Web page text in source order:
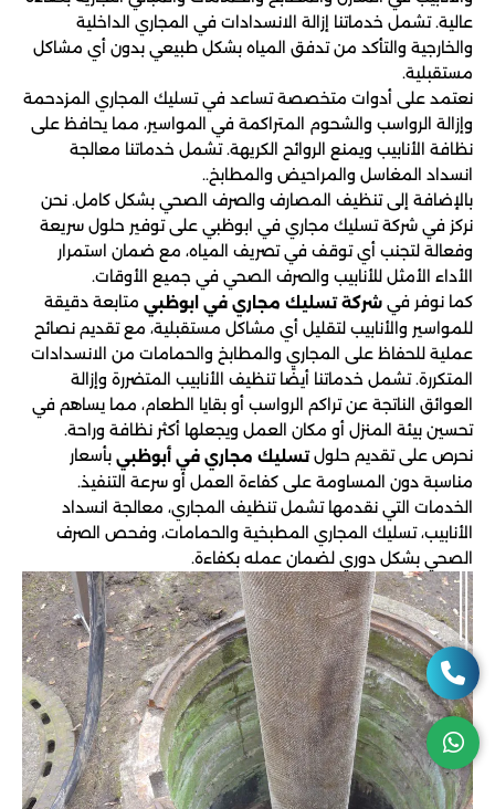
عالية. تشمل خدماتنا إزالة الانسدادات في المجاري الداخلية
والخارجية والتأكد من تدفق المياه بشكل طبيعي بدون أي مشاكل
مستقبلية.
نعتمد على أدوات متخصصة تساعد في تسليك المجاري المزدحمة
وإزالة الرواسب والشحوم المتراكمة في المواسير، مما يحافظ على
نظافة الأنابيب ويمنع الروائح الكريهة. تشمل خدماتنا معالجة
انسداد المغاسل والمراحيض والمطابخ..
بالإضافة إلى تنظيف المصارف والصرف الصحي بشكل كامل. نحن
نركز في شركة تسليك مجاري في ابوظبي على توفير حلول سريعة
وفعالة لتجنب أي توقف في تصريف المياه، مع ضمان استمرار
الأداء الأمثل للأنابيب والصرف الصحي في جميع الأوقات.
كما نوفر في شركة تسليك مجاري في ابوظبي متابعة دقيقة
للمواسير والأنابيب لتقليل أي مشاكل مستقبلية، مع تقديم نصائح
عملية للحفاظ على المجاري والمطابخ والحمامات من الانسدادات
المتكررة. تشمل خدماتنا أيضًا تنظيف الأنابيب المتضررة وإزالة
العوائق الناتجة عن تراكم الرواسب أو بقايا الطعام، مما يساهم في
تحسين بيئة المنزل أو مكان العمل ويجعلها أكثر نظافة وراحة.
نحرص على تقديم حلولتسليك مجاري في أبوظبي بأسعار
مناسبة دون المساومة على كفاءة العمل أو سرعة التنفيذ.
الخدمات التي نقدمها تشمل تنظيف المجاري، معالجة انسداد
الأنابيب، تسليك المجاري المطبخية والحمامات، وفحص الصرف
الصحي بشكل دوري لضمان عمله بكفاءة.